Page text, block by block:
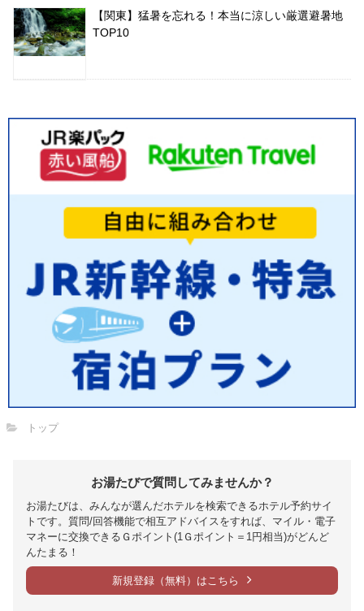
【関東】猛暑を忘れる！本当に涼しい厳選避暑地
TOP10
トップ
お湯たびで質問してみませんか？
お湯たびは、みんなが選んだホテルを検索できるホテル予約サイ
トです。質問/回答機能で相互アドバイスをすれば、マイル・電子
マネーに交換できるＧポイント(1Ｇポイント＝1円相当)がどんど
んたまる！
新規登録（無料）はこちら